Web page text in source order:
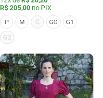
R$ 205,00 no PIX
P M G GG G1
G2